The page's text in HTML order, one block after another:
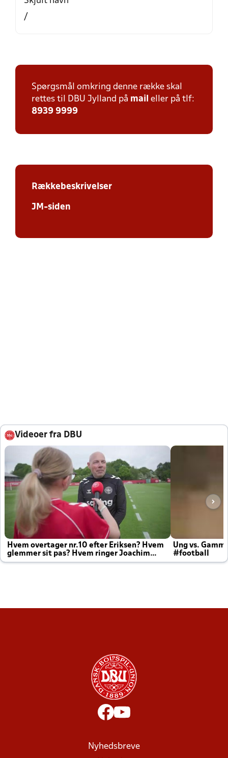
/
Spørgsmål omkring denne række skal
rettes til DBU Jylland på mail eller på tlf:
8939 9999
Rækkebeskrivelser
JM-siden
Videoer fra DBU
Hvem overtager nr.10 efter Eriksen? Hvem
glemmer sit pas? Hvem ringer Joachim
altid til efter kampe?
Ung vs.
#football
Nyhedsbreve